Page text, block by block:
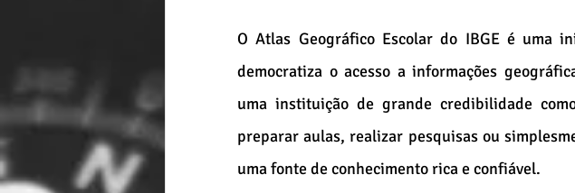
O Atlas Geográfico Escolar do IBGE é uma
democratiza o acesso a informações
uma instituição de grande credibilidade
preparar aulas, realizar pesquisas ou
uma fonte de conhecimento rica e confiável.